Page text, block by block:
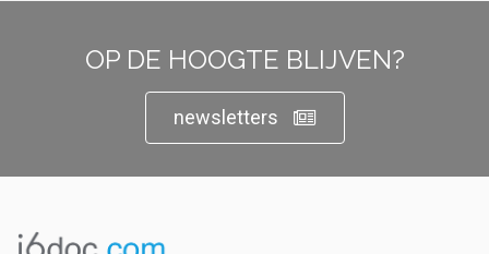
OP DE HOOGTE BLIJVEN?
newsletters